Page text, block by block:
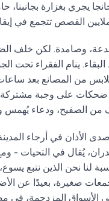
يجري بغزارة بجانبنا،
وصامدة. لكن خلف
ينام الفقراء تحت
من المصانع بعد
ضحكات على وجبة
الأذان في أرجاء
يُقال في التحيات -
نحن الذين نتبع يسوع،
صغيرة، بعيدًا عن
الأسواق المزدحمة، في